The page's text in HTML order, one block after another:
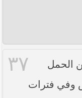
٣٧
الحمل
وفي فترات